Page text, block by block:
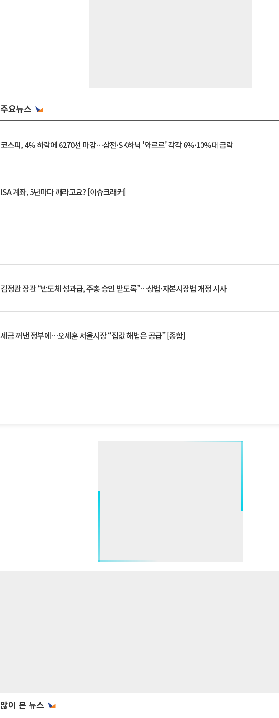
주요뉴스
코스피, 4% 하락에 6270선 마감…삼전·SK하닉 '와르르' 각각 6%·10%대 급락
ISA 계좌, 5년마다 깨라고요? [이슈크래커]
김정관 장관 “반도체 성과급, 주총 승인 받도록”…상법·자본시장법 개정 시사
세금 꺼낸 정부에…오세훈 서울시장 “집값 해법은 공급” [종합]
많이 본 뉴스